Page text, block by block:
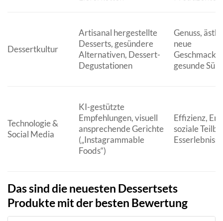
Dessertkultur
Artisanal hergestellte
Desserts, gesündere
Alternativen, Dessert-
Degustationen
Genuss,
neue
gesunde
Technologie &
Social Media
KI-gestützte
Empfehlungen, visuell
ansprechende Gerichte
(„Instagrammable
Foods“)
Effizienz,
soziale
Das sind die neuesten Dessertsets
Produkte mit der besten Bewertung